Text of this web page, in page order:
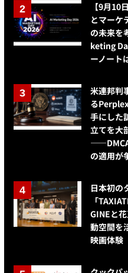
が経営体制を変更…より迅速
【9月10
とマーケ
の未来を
keting
ーノート
米連邦判
る
手にした
立てを大
の適用が
日本初の
「
GINEと
動空間を
映画体験